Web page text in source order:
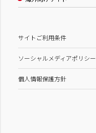
サイトご利用条件
ソーシャルメディアポリシー
個人情報保護方針